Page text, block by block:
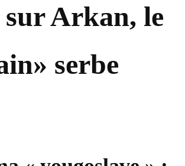
Arkan, le
serbe